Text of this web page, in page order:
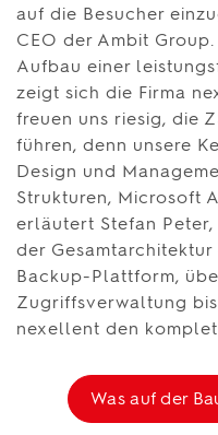
auf die Besucher
CEO der Ambit
Aufbau einer
zeigt sich die Firma
freuen uns riesig, die
führen, denn unsere
Design und
Strukturen, Microsoft
erläutert Stefan
der
Backup-Plattform,
Zugriffsverwaltung
nexellent den
Was auf der